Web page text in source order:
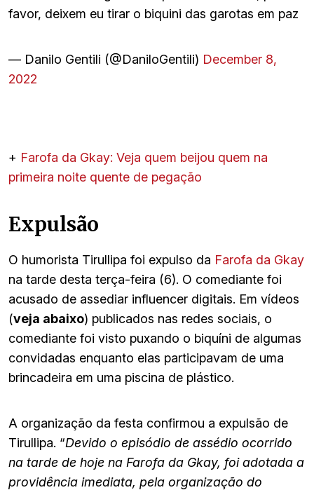
favor, deixem eu tirar o biquini das garotas em paz
— Danilo Gentili (@DaniloGentili) December 8,
2022
+ Farofa da Gkay: Veja quem beijou quem na
primeira noite quente de pegação
Expulsão
O humorista Tirullipa foi expulso da Farofa da Gkay
na tarde desta terça-feira (6). O comediante foi
acusado de assediar influencer digitais. Em vídeos
(veja abaixo) publicados nas redes sociais, o
comediante foi visto puxando o biquíni de algumas
convidadas enquanto elas participavam de uma
brincadeira em uma piscina de plástico.
A organização da festa confirmou a expulsão de
Tirullipa. “Devido o episódio de assédio ocorrido
na tarde de hoje na Farofa da Gkay, foi adotada a
providência imediata, pela organização do